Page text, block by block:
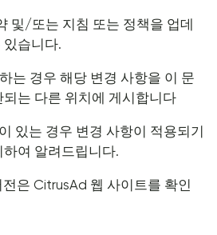
및/또는 지침 또는 정책을 업데
습니다.
는 경우 해당 변경 사항을 이 문
는 다른 위치에 게시합니다
있는 경우 변경 사항이 적용되기
여 알려드립니다.
은 CitrusAd 웹 사이트를 확인